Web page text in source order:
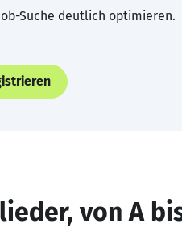
Suche deutlich optimieren.
von A